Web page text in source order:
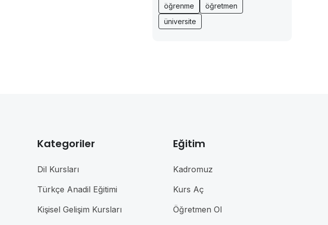
öğrenme
öğretmen
üniversite
Kategoriler
Dil Kursları
Türkçe Anadil Eğitimi
Kişisel Gelişim Kursları
Eğitim
Kadromuz
Kurs Aç
Öğretmen Ol